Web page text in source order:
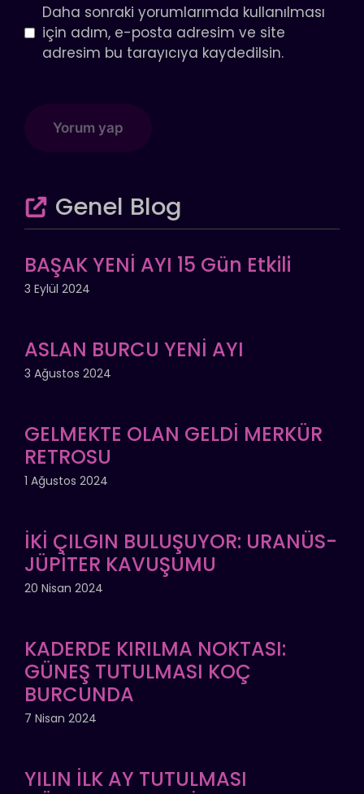
Daha sonraki yorumlarımda kullanılması
için adım, e-posta adresim ve site
adresim bu tarayıcıya kaydedilsin.
Genel Blog
BAŞAK YENİ AYI 15 Gün Etkili
3 Eylül 2024
ASLAN BURCU YENİ AYI
3 Ağustos 2024
GELMEKTE OLAN GELDİ MERKÜR
RETROSU
1 Ağustos 2024
İKİ ÇILGIN BULUŞUYOR: URANÜS-
JÜPİTER KAVUŞUMU
20 Nisan 2024
KADERDE KIRILMA NOKTASI:
GÜNEŞ TUTULMASI KOÇ
BURCUNDA
7 Nisan 2024
YILIN İLK AY TUTULMASI